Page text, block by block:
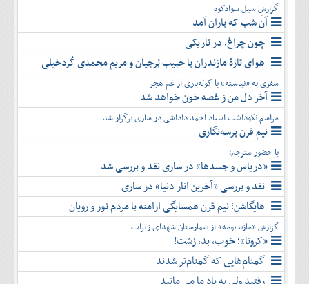
گزارشِ سیل سوادکوه
آن شب که باران آمد
چون چراغ، در تاریکی
هوای تازۀ مازندران با حبیب بُرجیان و مریم محمدی کُردخیلی
سفری به «نیاسته» با کوله‌باری از غم هجر
آخر دل من ز غصه خون خواهد شد
مراسم نکوداشت استاد احمد داداشی در ساری برگزار شد
نیم قرن پرسه‌نگاری
با حضور مترجم؛
«دریاس و جسدها» در ساری نقد و بررسی شد
نقد و بررسی «آخرین انار دنیا» در ساری
هایگاشن؛ نیم قرن همسایگی ارامنه با مردم نور و رویان
گزارش «مازندنومه» از بیمارستان شهدای زیراب
«کرونا»؛ خوب، بد، زشت!
گمنام‌هایی که گمنام‌تر شدند